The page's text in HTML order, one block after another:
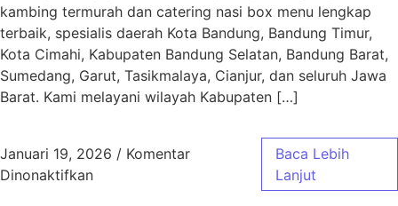
kambing termurah dan catering nasi box menu lengkap
terbaik, spesialis daerah Kota Bandung, Bandung Timur,
Kota Cimahi, Kabupaten Bandung Selatan, Bandung Barat,
Sumedang, Garut, Tasikmalaya, Cianjur, dan seluruh Jawa
Barat. Kami melayani wilayah Kabupaten […]
Januari 19, 2026 / Komentar
Dinonaktifkanpada Aqiqah Baleendah Bandung Murah &
Baca Lebih
Lanjut